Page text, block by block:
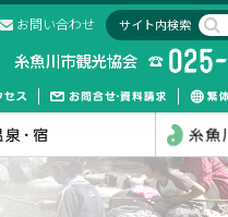
サイト内検索
お問い合わせ